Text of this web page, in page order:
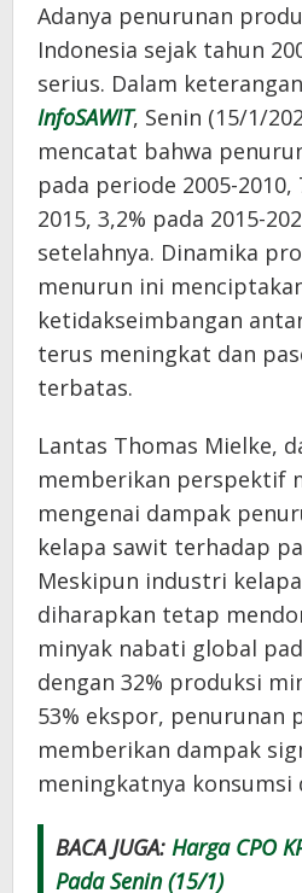
Adanya penurunan
Indonesia sejak tahun
serius. Dalam
InfoSAWIT, Senin (15/1/
mencatat bahwa
pada periode 2005-2010,
2015, 3,2% pada 2015-
setelahnya. Dinamika
menurun ini
ketidakseimbangan
terus meningkat dan
terbatas.
Lantas Thomas Mielke,
memberikan perspektif
mengenai dampak
kelapa sawit terhadap
Meskipun industri
diharapkan tetap
minyak nabati global
dengan 32% produksi
53% ekspor, penurunan
memberikan dampak
meningkatnya konsumsi
BACA JUGA: Harga CPO
Pada Senin (15/1)